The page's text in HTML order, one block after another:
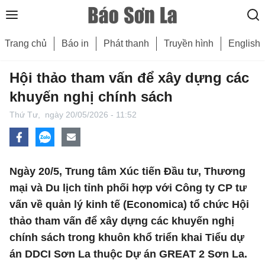
Trang chủ Báo in Phát thanh Truyền hình English
Hội thảo tham vấn để xây dựng các
khuyến nghị chính sách
Thứ Tư, ngày 20/05/2026 - 11:52
Ngày 20/5, Trung tâm Xúc tiến Đầu tư, Thương
mại và Du lịch tỉnh phối hợp với Công ty CP tư
vấn về quản lý kinh tế (Economica) tổ chức Hội
thảo tham vấn để xây dựng các khuyến nghị
chính sách trong khuôn khổ triển khai Tiểu dự
án DDCI Sơn La thuộc Dự án GREAT 2 Sơn La.